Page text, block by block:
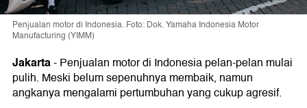
Penjualan motor di Indonesia. Foto: Dok. Yamaha Indonesia Motor
Manufacturing (YIMM)
Jakarta-Penjualan motor di Indonesia pelan-pelan mulai
pulih. Meski belum sepenuhnya membaik, namun
angkanya mengalami pertumbuhan yang cukup agresif.